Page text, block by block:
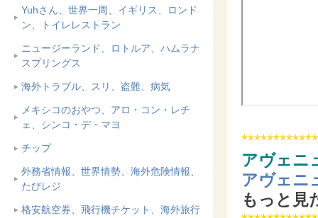
Yuhさん、世界一周、イギリス、ロンド
ン、トイレレストラン
ニュージーランド、ロトルア、ハムラナ
スプリングス
海外トラブル、スリ、盗難、病気
メキシコのおやつ、アロ・コン・レチ
ェ、シンコ・デ・マヨ
チップ
外務省情報、世界情勢、海外危険情報、
たびレジ
格安航空券、飛行機チケット、海外旅行
アヴェニ
アヴェニ
もっと見